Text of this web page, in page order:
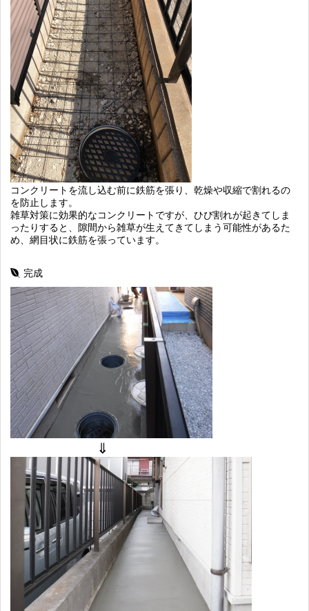
コンクリートを流し込む前に鉄筋を張り、乾燥や収縮で割れるの
を防止します。
雑草対策に効果的なコンクリートですが、ひび割れが起きてしま
ったりすると、隙間から雑草が生えてきてしまう可能性があるた
め、網目状に鉄筋を張っています。
完成